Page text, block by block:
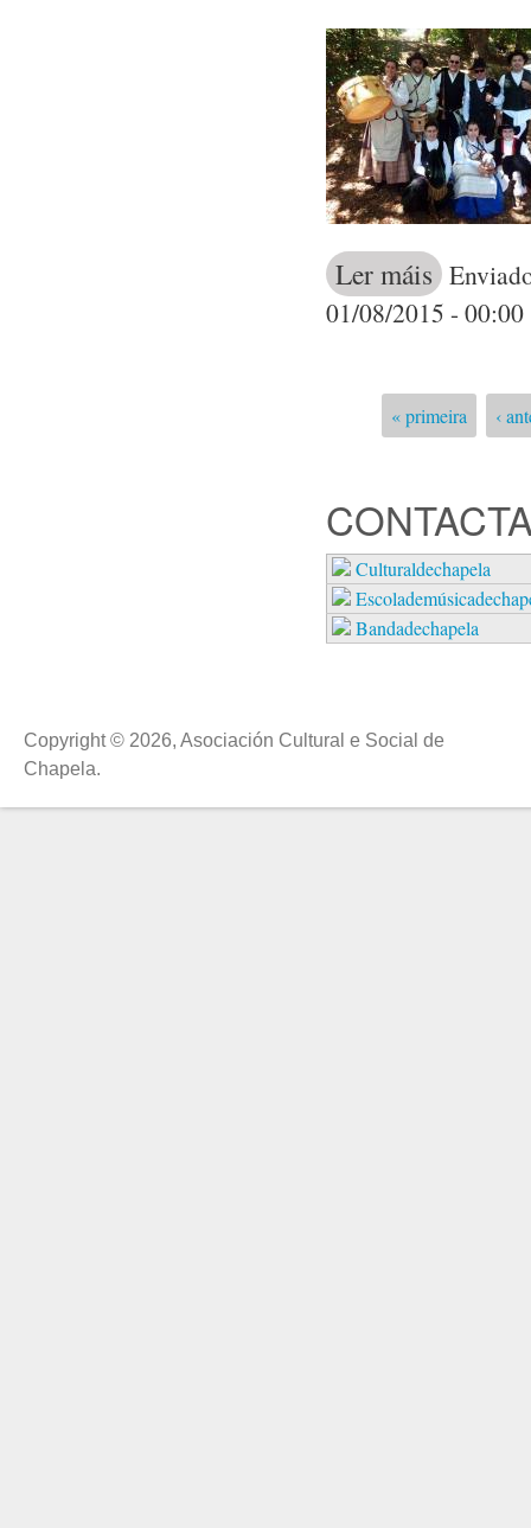
Ler máis acerca de O
01/08/2015 - 00:00
Páxinas
« primeira ‹
Culturaldechapela
Bandadechapela
Copyright © 2026, Asociación Cultural e Social de
Chapela.